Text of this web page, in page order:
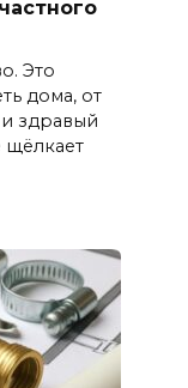
Это
дома, от
и здравый
щёлкает